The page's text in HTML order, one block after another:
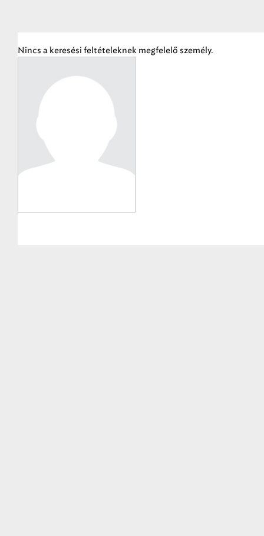
Nincs a keresési feltételeknek megfelelő személy.